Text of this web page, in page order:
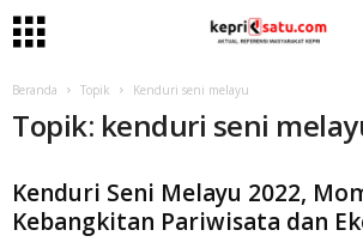
Beranda Topik Kenduri seni melayu
Topik: kenduri seni
Kenduri Seni Melayu 2022,
Kebangkitan Pariwisata dan